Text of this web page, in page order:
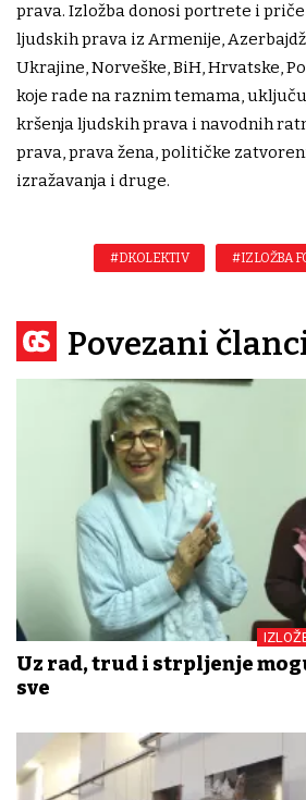
prava. Izložba donosi portrete i
ljudskih prava iz Armenije,
Ukrajine, Norveške, BiH, Hrvatske,
koje rade na raznim temama,
kršenja ljudskih prava i navodnih
prava, prava žena, političke
izražavanja i druge.
#DKOLEKTIV #IZLOŽBA
Povezani
Uz rad, trud i strpljenje
sve